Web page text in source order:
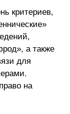
критериев,
а также
для
на